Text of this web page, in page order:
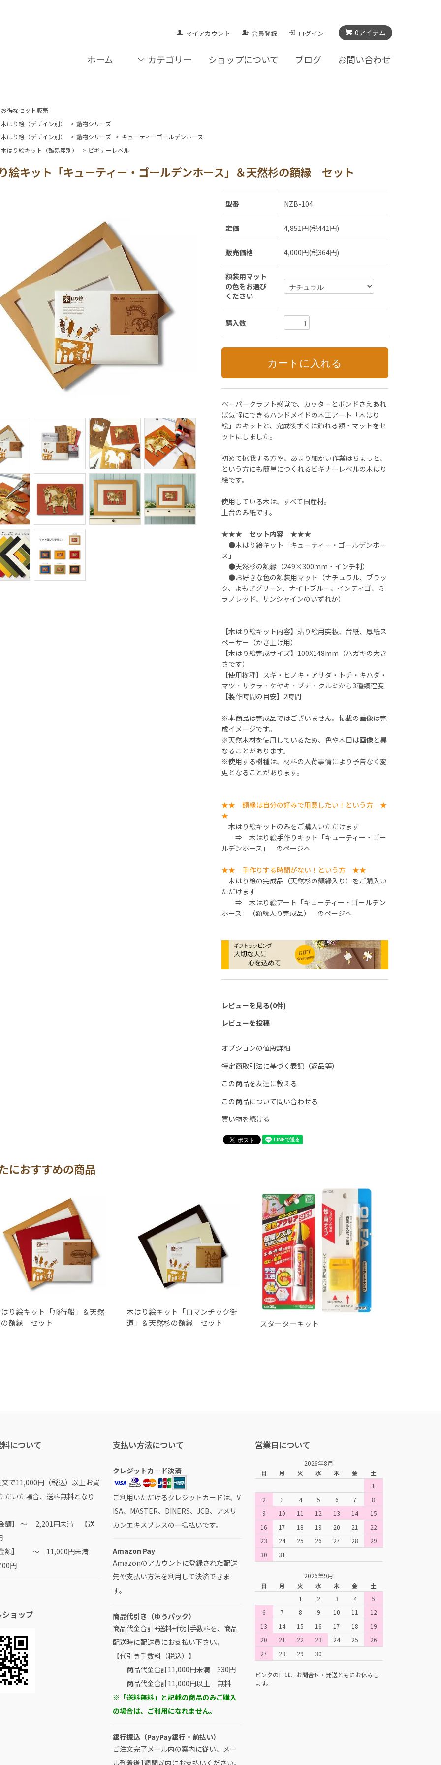
0アイテム
マイアカウント 会員登録 ログイン
ホーム カテゴリー ショップについて ブログ お問い合わせ
お得なセット販売
木はり絵（デザイン別）
> 動物シリーズ
木はり絵（デザイン別）
> 動物シリーズ > キューティーゴールデンホース
木はり絵キット（難易度別）
> ビギナーレベル
絵キット「キューティー・ゴールデンホース」＆天然杉の額縁 セット
型番 NZB-104
定価 4,851円(税441円)
販売価格 4,000円(税364円)
額装用マット
の色をお選び
ください
購入数
ペーパークラフト感覚で、カッターとボンドさえあれ
ば気軽にできるハンドメイドの木工アート「木はり
絵」のキットと、完成後すぐに飾れる額・マットをセ
ットにしました。
初めて挑戦する方や、あまり細かい作業はちょっと、
という方にも簡単につくれるビギナーレベルの木はり
絵です。
使用している木は、すべて国産材。
土台のみ紙です。
★★★ セット内容 ★★★
●木はり絵キット「キューティー・ゴールデンホー
ス」
●天然杉の額縁（249×300mm・インチ判）
●お好きな色の額装用マット（ナチュラル、ブラッ
ク、よもぎグリーン、ナイトブルー、インディゴ、ミ
ラノレッド、サンシャインのいずれか）
【木はり絵キット内容】貼り絵用突板、台紙、厚紙ス
ペーサー（かさ上げ用）
【木はり絵完成サイズ】100X148mm（ハガキの大き
さです）
【使用樹種】スギ・ヒノキ・アサダ・トチ・キハダ・
マツ・サクラ・ケヤキ・ブナ・クルミから3種類程度
【製作時間の目安】2時間
※本商品は完成品ではございません。掲載の画像は完
成イメージです。
※天然木材を使用しているため、色や木目は画像と異
なることがあります。
※使用する樹種は、材料の入荷事情により予告なく変
更となることがあります。
★★ 額縁は自分の好みで用意したい！という方 ★
★
木はり絵キットのみをご購入いただけます
⇒ 木はり絵手作りキット「キューティー・ゴー
ルデンホース」
のページへ
★★ 手作りする時間がない！という方 ★★
木はり絵の完成品（天然杉の額縁入り）をご購入い
ただけます
⇒ 木はり絵アート「キューティー・ゴールデン
ホース」（額縁入り完成品）
のページへ
レビューを見る(0件)
レビューを投稿
オプションの値段詳細
特定商取引法に基づく表記（返品等）
この商品を友達に教える
この商品について問い合わせる
買い物を続ける
におすすめの商品
り絵キット「飛行船」＆天然
額縁 セット
木はり絵キット「ロマンチック街
道」＆天然杉の額縁 セット
スターターキット
について
で11,000円（税込）以上お買
だいた場合、送料無料となり
額】 ～ 2,201円未満 【送
金額】 ～ 11,000円未満
円
支払い方法について
クレジットカード決済
ご利用いただけるクレジットカードは、V
ISA、MASTER、DINERS、JCB、アメリ
カンエキスプレスの一括払いです。
Amazon Pay
Amazonのアカウントに登録された配送
先や支払い方法を利用して決済できま
す。
商品代引き（ゆうパック）
商品代金合計+送料+代引手数料を、商品
配送時に配送員にお支払い下さい。
【代引き手数料（税込）】
商品代金合計11,000円未満 330円
商品代金合計11,000円以上 無料
※「送料無料」と記載の商品のみご購入
の場合は、ご利用になれません。
銀行振込（PayPay銀行・前払い）
ご注文完了メール内の案内に従い、メー
ル到着後1週間以内にお支払いください。
営業日について
2026年8月
日
月 火 水 木 金
土
1
2
3 4 5 6 7
8
9
10 11 12 13 14
15
16
17 18 19 20 21
22
23
24 25 26 27 28
29
30
31
2026年9月
日
月 火 水 木 金
土
1
2 3 4
5
6
7 8 9 10 11
12
13
14 15 16 17 18
19
20
21 22 23 24 25
26
27
28 29 30
ピンクの日は、お問合せ・発送ともにお休みし
ます。
ョップ